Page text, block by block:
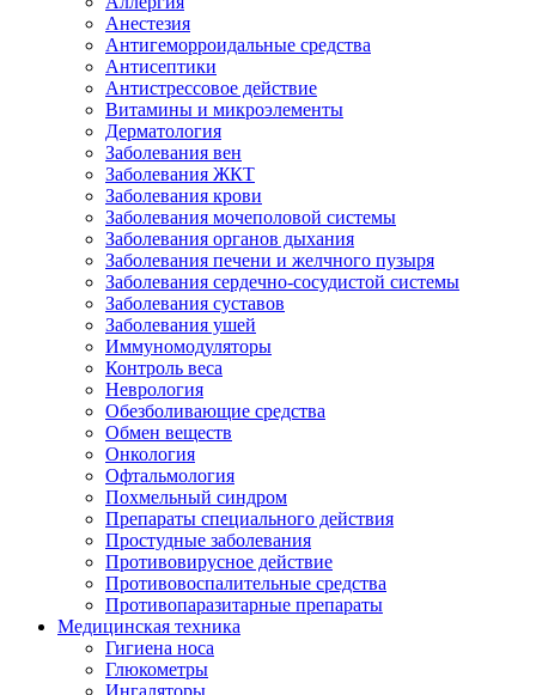
Анестезия
Антигеморроидальные средства
Антисептики
Антистрессовое действие
Витамины и микроэлементы
Дерматология
Заболевания вен
Заболевания ЖКТ
Заболевания крови
Заболевания мочеполовой системы
Заболевания органов дыхания
Заболевания печени и желчного пузыря
Заболевания сердечно-сосудистой системы
Заболевания суставов
Заболевания ушей
Иммуномодуляторы
Контроль веса
Неврология
Обезболивающие средства
Обмен веществ
Онкология
Офтальмология
Похмельный синдром
Препараты специального действия
Простудные заболевания
Противовирусное действие
Противовоспалительные средства
Противопаразитарные препараты
Медицинская техника
Гигиена носа
Глюкометры
Ингаляторы